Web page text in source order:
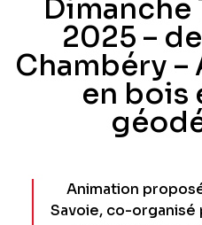
Dimanche
2025 –
Chambéry
en bois
Animation
Savoie, co-organisé